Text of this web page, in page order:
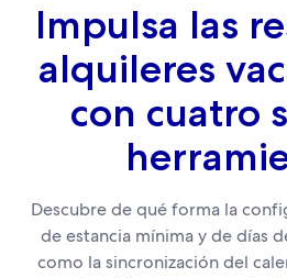
Impulsa las
alquileres
con cuatro
Descubre de qué forma la
de estancia mínima y de días
como la sincronización del